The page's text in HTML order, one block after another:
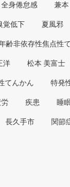
全身倦怠感 兼
覚低下 夏風邪
齢非依存性焦点性
洋 松本 美富士
てんかん 特発
労 疾患 睡
長久手市 関節